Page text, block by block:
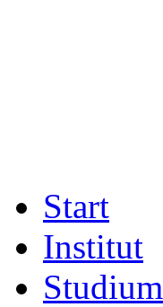
Start
Institut
Studium